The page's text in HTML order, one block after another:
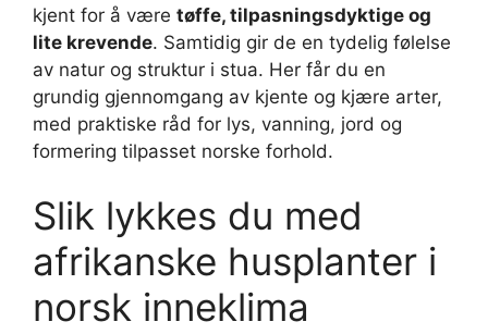
kjent for å være tøffe, tilpasningsdyktige og
lite krevende. Samtidig gir de en tydelig følelse
av natur og struktur i stua. Her får du en
grundig gjennomgang av kjente og kjære arter,
med praktiske råd for lys, vanning, jord og
formering tilpasset norske forhold.
Slik lykkes du med
afrikanske husplanter i
norsk inneklima